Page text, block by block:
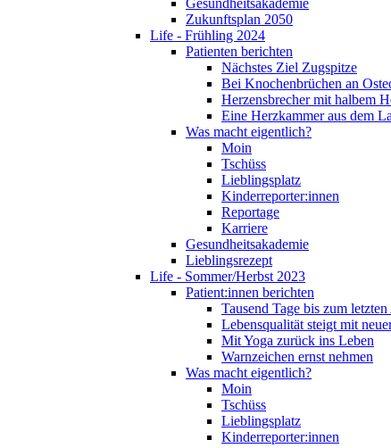
Gesundheitsakademie
Zukunftsplan 2050
Life - Frühling 2024
Patienten berichten
Nächstes Ziel Zugspitze
Bei Knochenbrüchen an
Herzensbrecher mit halbem
Eine Herzkammer aus dem
Was macht eigentlich?
Moin
Tschüss
Lieblingsplatz
Kinderreporter:innen
Reportage
Karriere
Gesundheitsakademie
Lieblingsrezept
Life - Sommer/Herbst 2023
Patient:innen berichten
Tausend Tage bis zum
Lebensqualität steigt mit
Mit Yoga zurück ins Leben
Warnzeichen ernst nehmen
Was macht eigentlich?
Moin
Tschüss
Lieblingsplatz
Kinderreporter:innen